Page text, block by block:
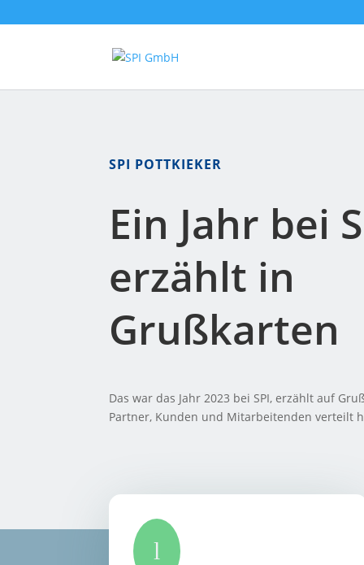
SPI POTTKIEKER
Ein Jahr bei
erzählt in
Grußkarten
Das war das Jahr 2023 bei SPI, erzählt auf
Partner, Kunden und Mitarbeitenden verteilt
l